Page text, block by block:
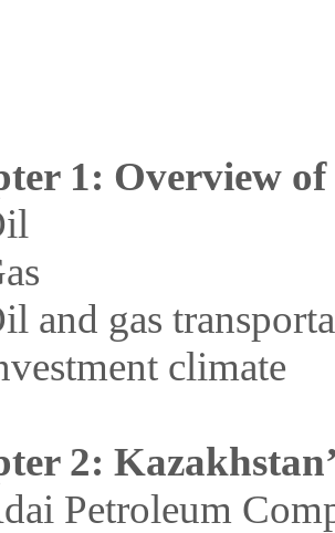
1: Overview
and gas
climate
2:
Petroleum